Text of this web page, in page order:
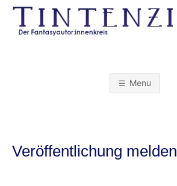
Skip
content
T
Menu
Veröffentlichung melden